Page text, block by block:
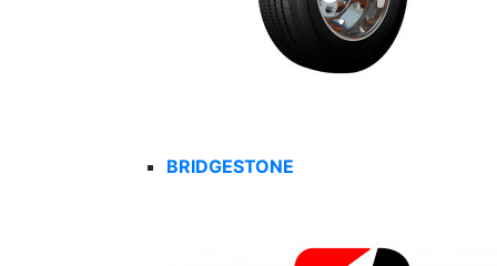
BRIDGESTONE